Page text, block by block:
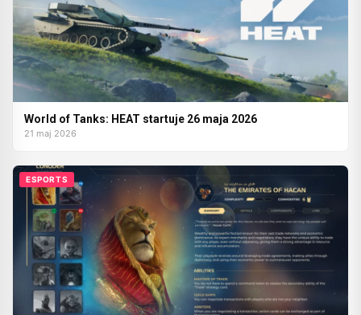
World of Tanks: HEAT startuje 26 maja 2026
21 maj 2026
ESPORTS